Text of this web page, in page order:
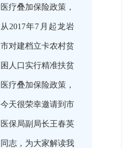
医疗叠加保险政策，
从2017年7月起龙岩
市对建档立卡农村贫
困人口实行精准扶贫
医疗叠加保险政策，
今天很荣幸邀请到市
医保局副局长王春英
同志，为大家解读我